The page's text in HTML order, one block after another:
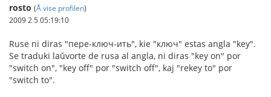
rosto (Å vise profilen)
2009 2 5 05:19:10
Ruse ni diras "пере-ключ-ить", kie "ключ" estas angla "key".
Se traduki laŭvorte de rusa al angla, ni diras "key on" por
"switch on", "key off" por "switch off", kaj "rekey to" por
"switch to".